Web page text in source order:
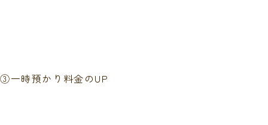
時預かり料金のUP